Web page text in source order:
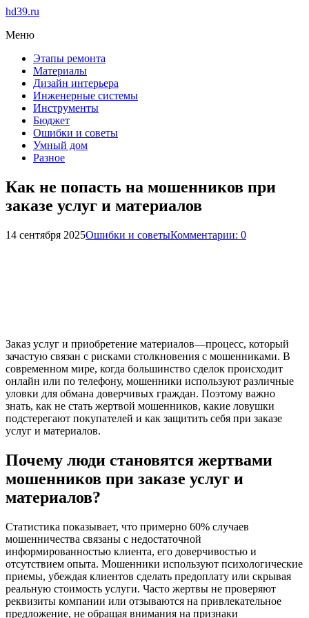
hd39.ru
Меню
Этапы ремонта
Материалы
Дизайн интерьера
Инженерные системы
Инструменты
Бюджет
Ошибки и советы
Умный дом
Разное
Как не попасть на мошенников при
заказе услуг и материалов
14 сентября 2025Ошибки и советыКомментарии: 0
Заказ услуг и приобретение материалов—процесс, который
зачастую связан с рисками столкновения с мошенниками. В
современном мире, когда большинство сделок происходит
онлайн или по телефону, мошенники используют различные
уловки для обмана доверчивых граждан. Поэтому важно
знать, как не стать жертвой мошенников, какие ловушки
подстерегают покупателей и как защитить себя при заказе
услуг и материалов.
Почему люди становятся жертвами
мошенников при заказе услуг и
материалов?
Статистика показывает, что примерно 60% случаев
мошенничества связаны с недостаточной
информированностью клиента, его доверчивостью и
отсутствием опыта. Мошенники используют психологические
приемы, убеждая клиентов сделать предоплату или скрывая
реальную стоимость услуги. Часто жертвы не проверяют
реквизиты компании или отзываются на привлекательное
предложение, не обращая внимания на признаки